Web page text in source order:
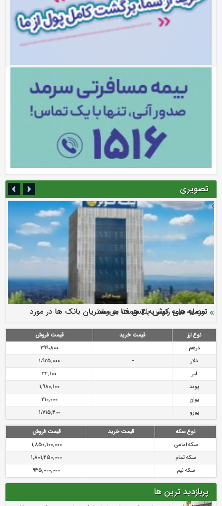
تصویری
ارزش سهام عدالت بالا رفت
سرمایه بیمه کوثر به ۴ همت می‌رسد
نود ثانیه با فولاد سنگان
تقدیر دبیرکل سندیکای بیمه گران ایران از اقدامات مدیرعامل بیمه
رازی
توصیه های رئیس پلیس فتا به مشتریان بانک ها در مورد
پیشگیری از سرقت های مجازی
نوع ارز قیمت خرید
قیمت فروش
درهم
399،800
دلار
-
1،925,000
لیر
34,100
پوند
1,980,100
یوان
210,000
یورو
1،715,400
نوع سکه قیمت خرید
قیمت فروش
سکه امامی
1,850,100,000
سکه تمام
1,801,450,000
سکه نیم
945,000,000
پربازدید ترین ها